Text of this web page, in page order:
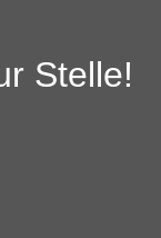
Stelle!